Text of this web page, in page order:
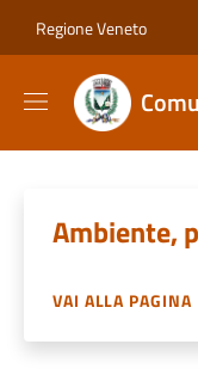
Regione Veneto
Ambiente,
VAI ALLA PAGINA